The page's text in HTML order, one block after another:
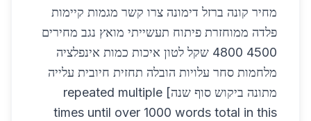
מחיר קונה ברזל דימונה צרו קשר מגמות קיימות
פלדה ממוחזרת פיתוח תעשייתי מואץ נגב מחירים
4500 4800 שקל לטון איכות כמות אינפלציה
מלחמות סחר עלויות הובלה תחזית חיובית עלייה
מתונה ביקוש סוף שנה] repeated multiple
times until over 1000 words total in this